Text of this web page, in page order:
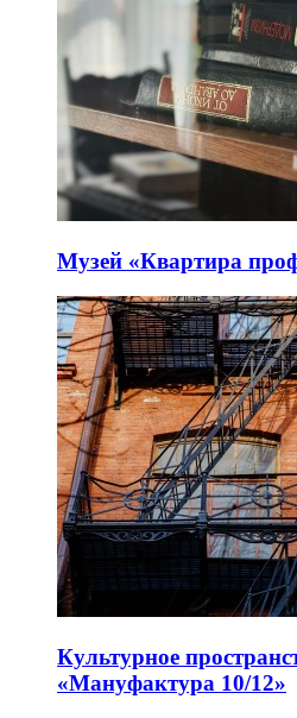
Музей «Квартира
Культурное
«Мануфактура 10/12»